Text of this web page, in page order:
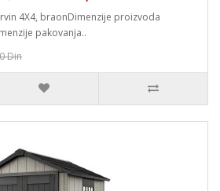
4X4, braonDimenzije proizvoda
pakovanja..
Din